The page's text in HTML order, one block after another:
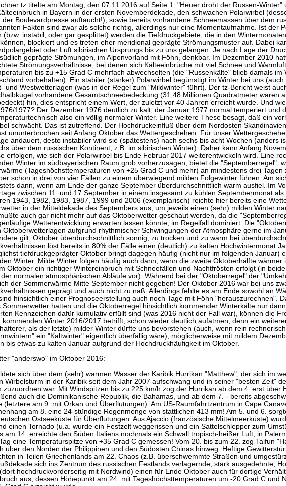
tz titelte am Montag, den 07.11.2016 auf Seite 1: "Heuer droht der Russen-Winter"
in Bayern in der ersten Novemberdekade, den schwachen Polarwirbel
der Boulevardpresse auftaucht!), sowie bereits vorhandene Schneemassen über dem
Fakten sind zwar als solche richtig, allerdings nur eine Momentaufnahme. Ist der
(bzw. instabil, oder gar gesplittet) werden die Tiefdruckgebiete, die in den
blockiert und es treten eher meridional geprägte Strömungsmuster auf. Dabei
oder Luft sibirischen Ursprungs bis zu uns gelangen. Je nach Lage der
geprägte Strömungen, im Alpenvorland mit Föhn, denkbar. Im Dezember 2010
Strömungsverhältnisse, bei denen sich Kälteeinbrüche mit viel Schnee und
bis zu +15 Grad C mehrfach abwechselten (die "Russenkälte" blieb damals im
vorbehalten). Ein stabiler (starker) Polarwirbel begünstigt im Winter bei uns
und Westwetterlagen (was in der Regel zum "Mildwinter" führt). Der tz-Bericht weist
vorhandene Gesamtschneebedeckung (31,48 Millionen Quadratmeter waren
hin, dies entspricht einem Wert, der zuletzt vor 40 Jahren erreicht wurde. Und
1977? Der Dezember 1976 deutlich zu kalt, der Januar 1977 normal temperiert und
also ein völlig normaler Winter. Eine weitere These besagt, daß ein
schwächt. Das ist zutreffend. Der Hochdruckeinfluß über dem Nordosten
ununterbrochen seit Anfang Oktober das Wettergeschehen. Für unser
andauert, desto instabiler wird sie (spätestens) nach sechs bis acht Wochen (anders
über dem russischen Kontinent, z.B. im sibirischen Winter). Daher kann Anfang
erfolgen, wie sich der Polarwirbel bis Ende Februar 2017 weiterentwickeln wird. Eine
Winter im südbayerischen Raum grob vorherzusagen, bietet die "Septemberregel",
(Tageshöchsttemperaturen von +25 Grad C und mehr) an mindestens drei Tagen
schon in drei von vier Fällen zu einem überwiegend milden Folgewinter führen. Am
dann, wenn am Ende der ganze September überdurchschnittlich warm ausfiel. Im
zwischen 11. und 17.September in einem insgesamt zu kühlen Septembermonat als
1943, 1982, 1983, 1987, 1999 und 2006 (exemplarisch) reichte hier bereits eine
in der Mitteldekade des Septembers aus, um jeweils einen (sehr) milden Winter
auch gar nicht mehr auf das Oktoberwetter geschaut werden, da die
Wetterentwicklung erwarten lassen könnte, im Regelfall dominiert. Die
Oktoberwetterlagen aufgrund rhythmischer Schwingungen der Atmosphäre gerne im
gilt: Oktober überdurchschnittlich sonnig, zu trocken und zu warm bei
löst bereits in 80% der Fälle einen (deutlich) zu kalten Hochwintermonat
tiefdruckgeprägter Oktober bringt dagegen häufig (nicht nur im folgenden Januar)
Winter. Milde Winter folgen häufig auch dann, wenn die zweite Oktoberhälfte wärmer
Oktober ein richtiger Wintereinbruch mit Schneefällen und Nachtfrösten erfolgt (in
normalen atmosphärischen Abläufe vor). Während bei der "Oktoberregel" der
der Sommerwärme Mitte September nicht gegeben! Der Oktober 2016 war bei uns
geprägt und auch nicht zu naß. Allerdings fehlte es am Ende sowohl an
hinsichtlich einer Prognoseerstellung auch noch Tage mit Föhn "herauszurechnen".
Sommerwetter hatten und die Oktoberregel hinsichtlich kommender Winterkälte nur
Kennzeichen dafür kumulativ erfüllt sind (was 2016 nicht der Fall war), können die
kommenden Winter 2016/2017 betrifft, schon wieder deutlich aufatmen, denn ein
als der letzte) milder Winter dürfte uns bevorstehen (auch, wenn rein
ein "Kaltwinter" eigentlich überfällig wäre), möglicherweise mit mildem
bis etwas zu kalten Januar aufgrund der Hochdruckhäufigkeit im Oktober.
"anderswo" im Oktober 2016:
sich über dem (sehr) warmen Wasser der Karibik Hurrikan "Matthew", der sich im
Wirbelsturm in der Karibik seit dem Jahr 2007 aufschwang und in seiner "besten Zeit"
zuzuordnen war. Mit Windspitzen bis zu 225 km/h zog der Hurrikan ab dem 4. erst über
auch die Dominikanische Republik, die Bahamas, und ab dem 7. - bereits
(letztere am 9. mit Orkan und Überflutungen). Am US-Raumfahrtzentrum in Cape
am 8. eine 24-stündige Regenmenge von stattlichen 413 mm! Am 5. und 6.
Ostseeküste für Überflutungen. Aus Ajaccio (französische Mittelmeerküste)
einen Tornado (u.a. wurde ein Festzelt weggerissen und ein Sattelschlepper zum
am 14. erreichte den Süden Italiens nochmals ein Schwall tropisch-heißer Luft, in
eine Temperaturspitze von +35 Grad C gemessen! Vom 20. bis zum 22. zog Taifun
über den Norden der Philippinen und den Südosten Chinas hinweg. Heftige
in Teilen Griechenlands am 22. Chaos (z.B. überschwemmte Straßen und
sich ins Zentrum des russischen Festlands verlagernde, stark ausgedehnte,
hochdruckvorderseitig mit Nordwind) einen für Ende Oktober auch für dortige
aus, dessen Höhepunkt am 24. mit Tageshöchsttemperaturen um -20 Grad C und